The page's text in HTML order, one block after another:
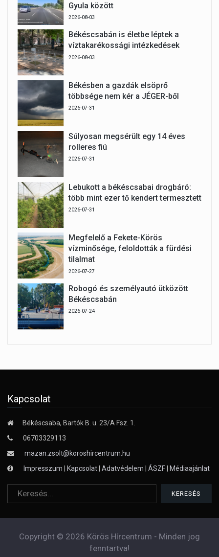
Gyula között
2026-08-03
Békéscsabán is életbe léptek a
víztakarékossági intézkedések
2026-08-03
Békésben a gazdák elsöprő
többsége nem kér a JÉGER-ből
2026-07-31
Súlyosan megsérült egy 14 éves
rolleres fiú
2026-07-31
Lebukott a békéscsabai drogbáró:
több mint ezer tő kendert termesztett
2026-07-31
Megfelelő a Fekete-Körös
vízminősége, feloldották a fürdési
tilalmat
2026-07-27
Robogó és személyautó ütközött
Békéscsabán
2026-07-24
Kapcsolat
Békéscsaba, Bartók B. u. 23/A Fsz. 1.
06703329113
mazan.zsolt@koroshircentrum.hu
Impresszum
Kapcsolat Adatvédelem ÁSZF Médiaajánlat
Copyright © 2026 Körös Hírcentrum - Minden jog
fenntartva!